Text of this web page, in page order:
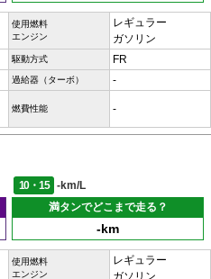
使用燃料
エンジン
レギュラー
ガソリン
駆動方式 FR
過給器（ターボ） -
燃費性能 -
10・15
-km/L
満タンでどこまで走る？
-km
使用燃料
エンジン
レギュラー